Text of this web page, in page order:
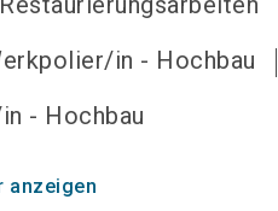
in - Hochbau
- Hochbau
anzeigen